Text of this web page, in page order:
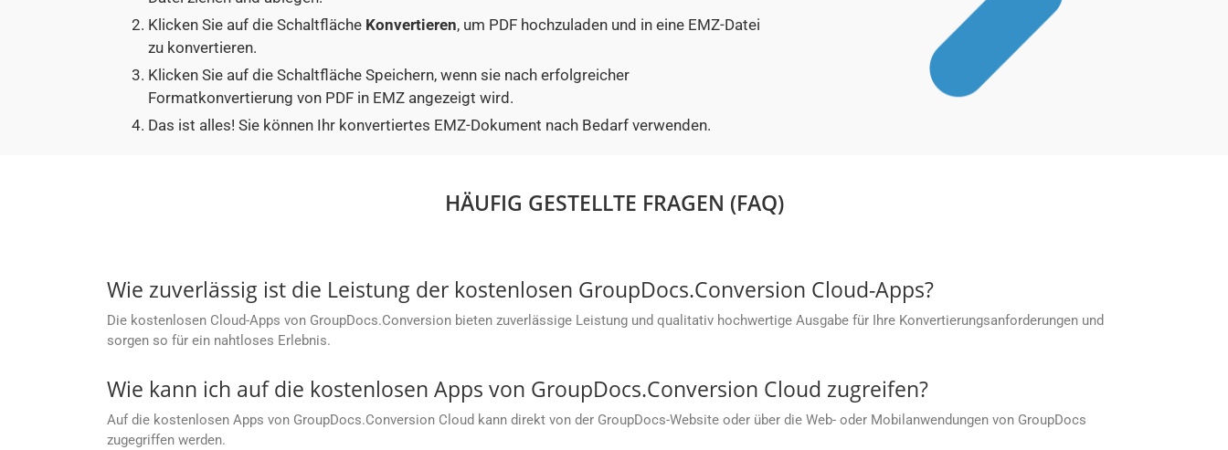
Klicken Sie auf die Schaltfläche Konvertieren, um PDF hochzuladen und in eine EMZ-Datei
zu konvertieren.
Klicken Sie auf die Schaltfläche Speichern, wenn sie nach erfolgreicher
Formatkonvertierung von PDF in EMZ angezeigt wird.
Das ist alles! Sie können Ihr konvertiertes EMZ-Dokument nach Bedarf verwenden.
HÄUFIG GESTELLTE FRAGEN (FAQ)
Wie zuverlässig ist die Leistung der kostenlosen GroupDocs.Conversion Cloud-Apps?
Die kostenlosen Cloud-Apps von GroupDocs.Conversion bieten zuverlässige Leistung und qualitativ hochwertige Ausgabe für Ihre Konvertierungsanforderungen und
sorgen so für ein nahtloses Erlebnis.
Wie kann ich auf die kostenlosen Apps von GroupDocs.Conversion Cloud zugreifen?
Auf die kostenlosen Apps von GroupDocs.Conversion Cloud kann direkt von der GroupDocs-Website oder über die Web- oder Mobilanwendungen von GroupDocs
zugegriffen werden.